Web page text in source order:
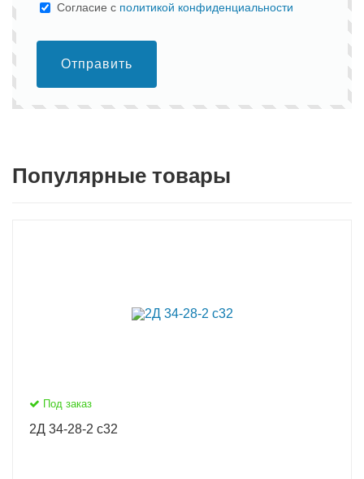
Cогласие с политикой конфиденциальности
Отправить
Популярные товары
Под заказ
2Д 34-28-2 с32